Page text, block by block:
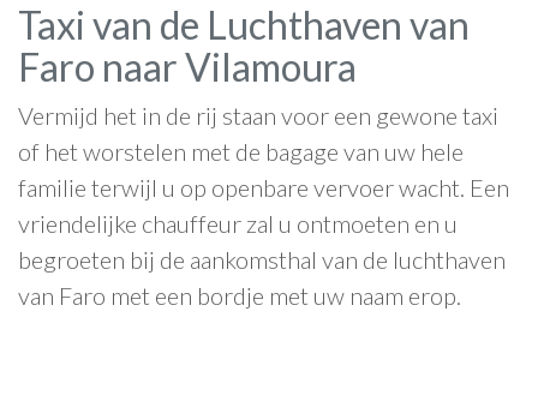
Taxi van de Luchthaven van
Faro naar Vilamoura
Vermijd het in de rij staan voor een gewone taxi
of het worstelen met de bagage van uw hele
familie terwijl u op openbare vervoer wacht. Een
vriendelijke chauffeur zal u ontmoeten en u
begroeten bij de aankomsthal van de luchthaven
van Faro met een bordje met uw naam erop.